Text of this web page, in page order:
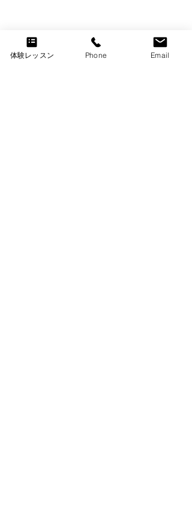
体験レッスン Phone Email